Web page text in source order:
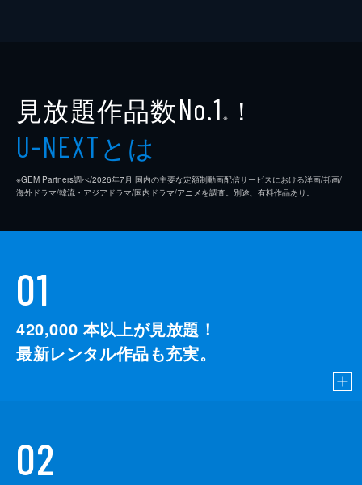
見放題作品数No.1 ※ ！
U-NEXTとは
※GEM Partners調べ/2026年7⽉ 国内の主要な定額制動画配信サービスにおける洋画/邦画/
海外ドラマ/韓流・アジアドラマ/国内ドラマ/アニメを調査。別途、有料作品あり。
01
420,000 本以上が見放題！
最新レンタル作品も充実。
02